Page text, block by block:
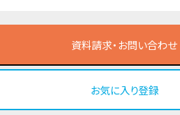
資料請求・お問い合わせ
お気に入り登録